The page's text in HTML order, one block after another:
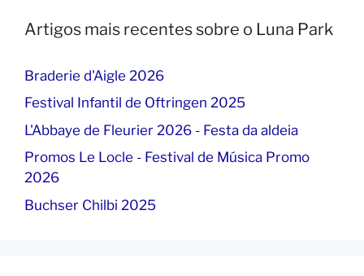
Artigos mais recentes sobre o Luna Park
Braderie d'Aigle 2026
Festival Infantil de Oftringen 2025
L'Abbaye de Fleurier 2026 - Festa da aldeia
Promos Le Locle - Festival de Música Promo
2026
Buchser Chilbi 2025